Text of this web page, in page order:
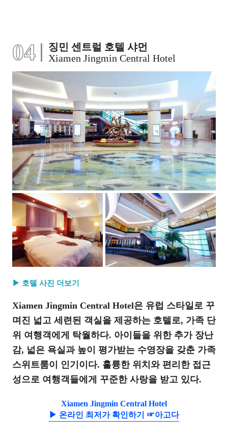
04
징민 센트럴 호텔 샤먼
Xiamen Jingmin Central Hotel
▶ 호텔 사진 더보기
Xiamen Jingmin Central Hotel은 유럽 스타일로 꾸
며진 넓고 세련된 객실을 제공하는 호텔로, 가족 단
위 여행객에게 탁월하다. 아이들을 위한 추가 장난
감, 넓은 욕실과 높이 평가받는 수영장을 갖춘 가족
스위트룸이 인기이다. 훌륭한 위치와 편리한 접근
성으로 여행객들에게 꾸준한 사랑을 받고 있다.
Xiamen Jingmin Central Hotel
▶ 온라인 최저가 확인하기 ☞아고다